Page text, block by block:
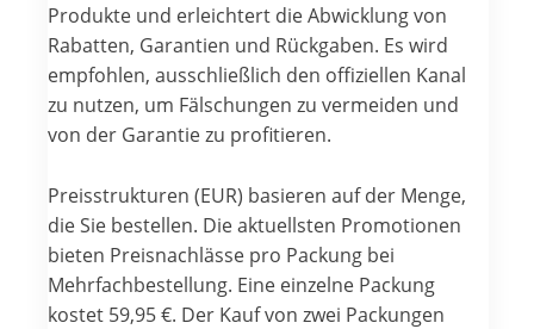
Produkte und erleichtert die Abwicklung von
Rabatten, Garantien und Rückgaben. Es wird
empfohlen, ausschließlich den offiziellen Kanal
zu nutzen, um Fälschungen zu vermeiden und
von der Garantie zu profitieren.
Preisstrukturen (EUR) basieren auf der Menge,
die Sie bestellen. Die aktuellsten Promotionen
bieten Preisnachlässe pro Packung bei
Mehrfachbestellung. Eine einzelne Packung
kostet 59,95 €. Der Kauf von zwei Packungen